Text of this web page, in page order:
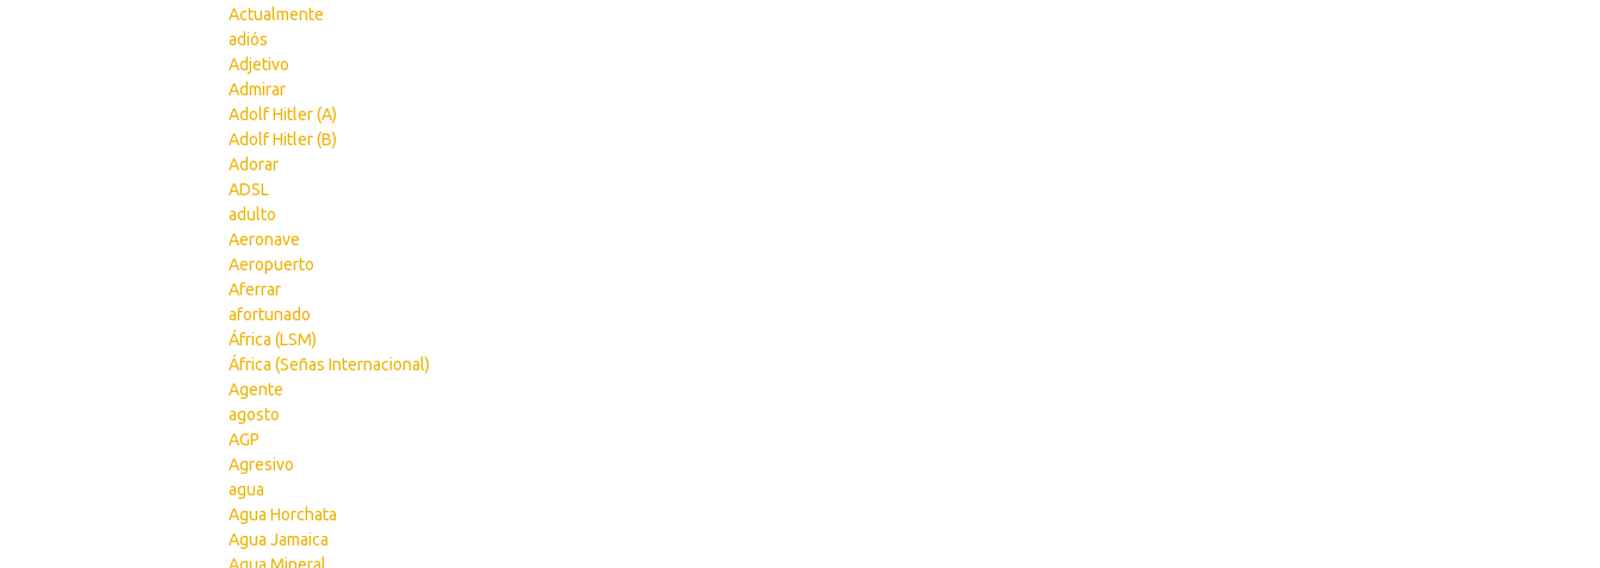
Actualmente
adiós
Adjetivo
Admirar
Adolf Hitler (A)
Adolf Hitler (B)
Adorar
ADSL
adulto
Aeronave
Aeropuerto
Aferrar
afortunado
África (LSM)
África (Señas Internacional)
Agente
agosto
AGP
Agresivo
agua
Agua Horchata
Agua Jamaica